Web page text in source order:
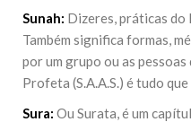
Sunah: Dizeres, práticas do
Também significa formas,
por um grupo ou as pessoas
Profeta (S.A.A.S.) é tudo
Sura: Ou Surata, é um